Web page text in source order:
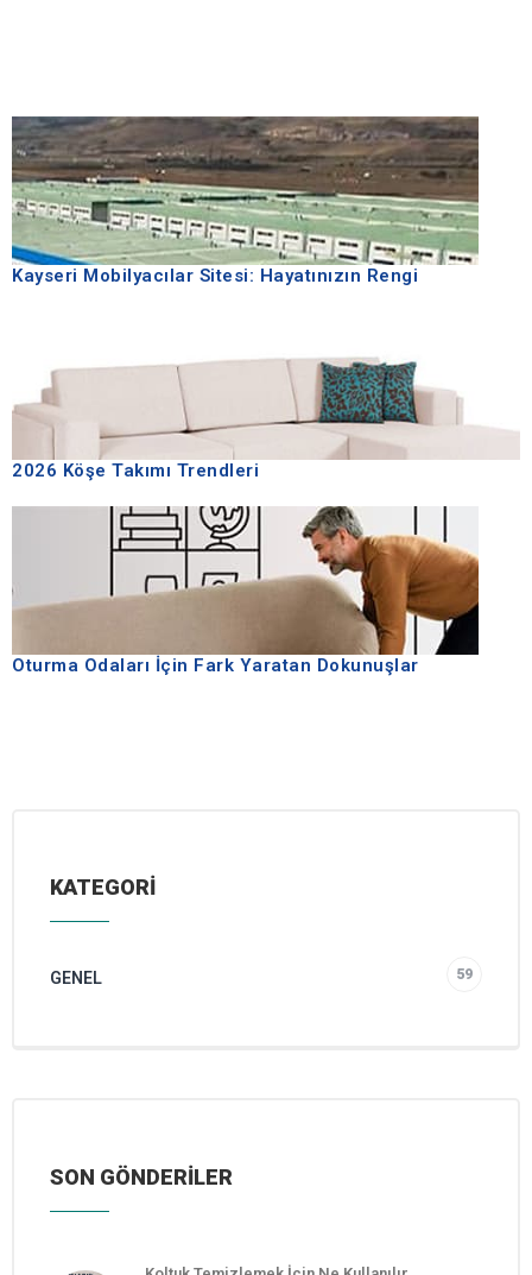
Kayseri Mobilyacılar Sitesi: Hayatınızın Rengi
2026 Köşe Takımı Trendleri
Oturma Odaları İçin Fark Yaratan Dokunuşlar
KATEGORİ
GENEL 59
SON GÖNDERİLER